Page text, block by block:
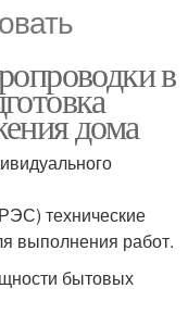
в
дома
технические
выполнения работ.
бытовых